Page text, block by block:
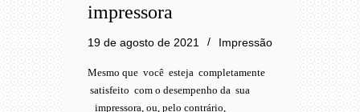
impressora
19 de agosto de 2021 Impressão
Mesmo que você esteja completamente
satisfeito com o desempenho da sua
impressora, ou, pelo contrário,